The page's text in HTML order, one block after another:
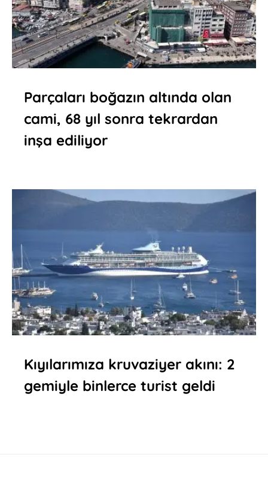
Parçaları boğazın altında olan
cami, 68 yıl sonra tekrardan
inşa ediliyor
Kıyılarımıza kruvaziyer akını: 2
gemiyle binlerce turist geldi